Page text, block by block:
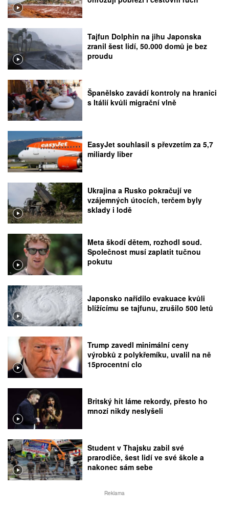
Tajfun Dolphin na jihu Japonska
zranil šest lidí, 50.000 domů je bez
proudu
Španělsko zavádí kontroly na hranici
s Itálií kvůli migrační vlně
EasyJet souhlasil s převzetím za 5,7
miliardy liber
Ukrajina a Rusko pokračují ve
vzájemných útocích, terčem byly
sklady i lodě
Meta škodí dětem, rozhodl soud.
Společnost musí zaplatit tučnou
pokutu
Japonsko nařídilo evakuace kvůli
blížícímu se tajfunu, zrušilo 500 letů
Trump zavedl minimální ceny
výrobků z polykřemíku, uvalil na ně
15procentní clo
Britský hit láme rekordy, přesto ho
mnozí nikdy neslyšeli
Student v Thajsku zabil své
prarodiče, šest lidí ve své škole a
nakonec sám sebe
Reklama